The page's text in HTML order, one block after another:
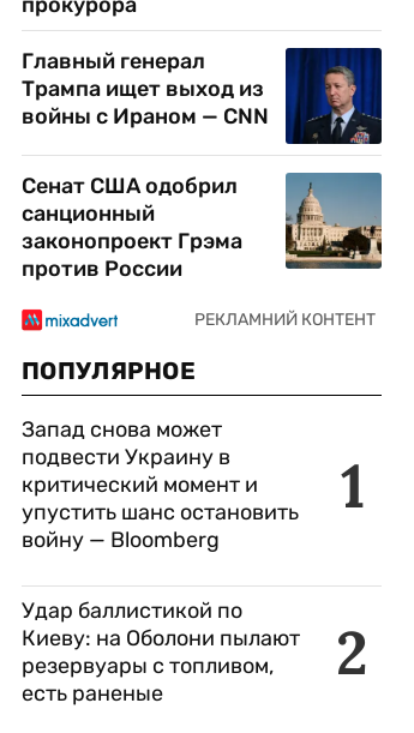
Главный генерал
Трампа ищет выход из
войны с Ираном — CNN
Сенат США одобрил
санционный
законопроект Грэма
против России
ПОПУЛЯРНОЕ
1
Запад снова может
подвести Украину в
критический момент и
упустить шанс остановить
войну — Bloomberg
2
Удар баллистикой по
Киеву: на Оболони пылают
резервуары с топливом,
есть раненые